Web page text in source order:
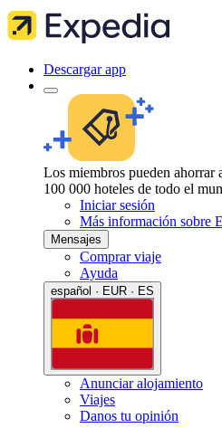
Descargar app
Los miembros pueden ahorrar
100 000 hoteles de todo el
Iniciar sesión
Más información sobre
Mensajes
Comprar viaje
Ayuda
español · EUR · ES
Anunciar alojamiento
Viajes
Danos tu opinión